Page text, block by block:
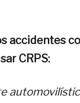
accidentes
CRPS: